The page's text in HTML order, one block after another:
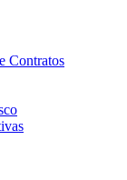
Contratos